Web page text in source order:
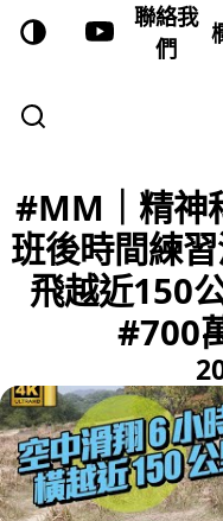
聯絡我
們
#MM｜精神
班後時間練
飛越近150
#700